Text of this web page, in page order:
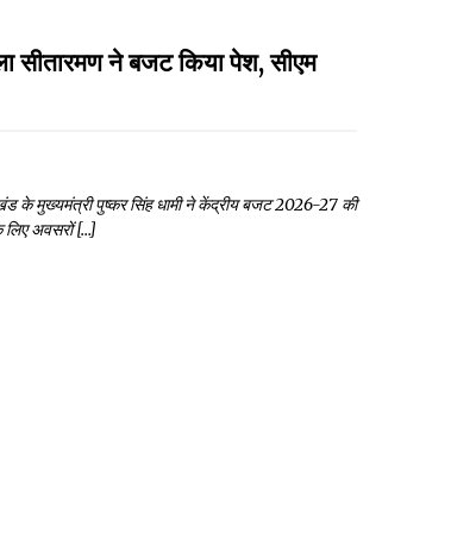
ने बजट किया पेश, सीएम
पुष्कर सिंह धामी ने केंद्रीय बजट 2026-27 की
लिए अवसरों […]